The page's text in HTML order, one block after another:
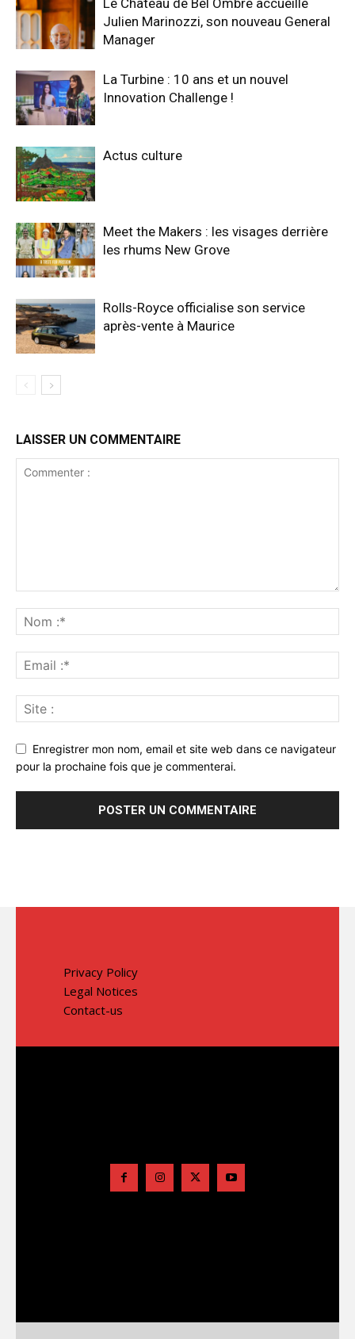
Julien Marinozzi, son nouveau General
Manager
La Turbine : 10 ans et un nouvel
Innovation Challenge !
Actus culture
Meet the Makers : les visages derrière
les rhums New Grove
Rolls-Royce officialise son service
après-vente à Maurice
LAISSER UN COMMENTAIRE
Enregistrer mon nom, email et site web dans ce navigateur
pour la prochaine fois que je commenterai.
Privacy Policy
Legal Notices
Contact-us